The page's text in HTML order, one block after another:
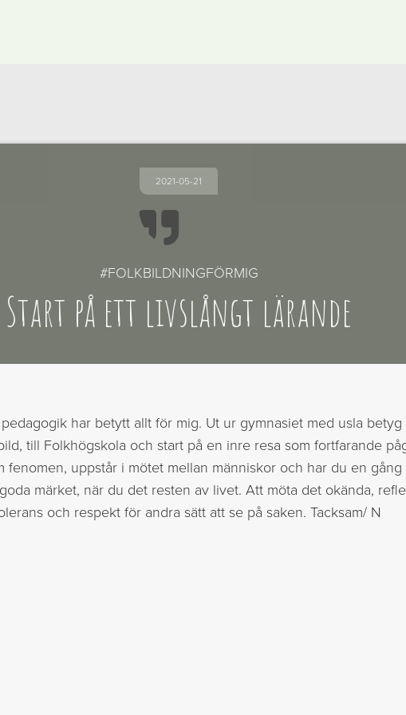

2021-05-21
#FOLKBILDNINGFÖRMIG
Start på ett livslångt lärande
har betytt allt för mig. Ut ur gymnasiet med usla
till Folkhögskola och start på en inre resa som fortfarande
fenomen, uppstår i mötet mellan människor och har du en gång
märket, när du det resten av livet. Att möta det okända,
och respekt för andra sätt att se på saken. Tacksam/ N